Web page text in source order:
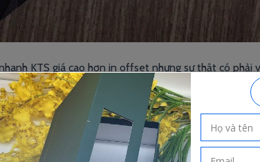
KTS giá cao hơn in offset nhưng sự thật có phải
vào nhu cầu của khách hàng. Đối với in số lượng ít,